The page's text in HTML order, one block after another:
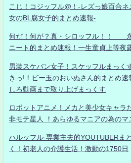
こじ！コジッフル@！-レズっ娘百合
女のBL腐女子的まとめ速報-
何だ！何が？真・シロッフル！！
ニート的まとめ速報！一生童貞上等夜
男装スケバン女子！スケッフルまっく
きっ!！ビー玉のおいぬさん的まとめ
しろ動画まで取り上げまっくす
ロボットアニメ！メカと美少女キャラ
非モテ星人 ！あらゆるマニアの為のマ
ハルッフル-専業主夫的YOUTUBERま
く！初老人の介護生活！激動の1750日